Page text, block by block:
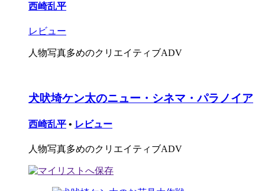
西崎乱平
レビュー
人物写真多めのクリエイティブADV
犬吠埼ケン太のニュー・シネマ・パラノイア
西崎乱平 • レビュー
人物写真多めのクリエイティブADV